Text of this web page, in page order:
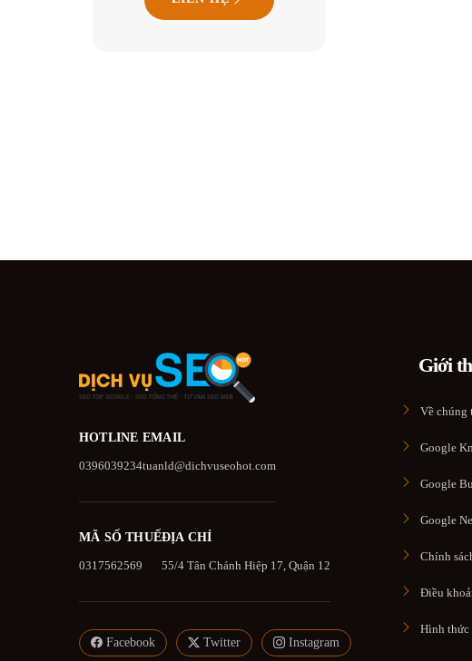
HOTLINE
0396039234
EMAIL
tuanld@dichvuseohot.com
MÃ SỐ THUẾ
0317562569
ĐỊA CHỈ
55/4 Tân Chánh Hiệp 17, Quận 12
Facebook Twitter Instagram
Giới
Về chúng
Google
Google
Google
Chính
Điều
Hình thức